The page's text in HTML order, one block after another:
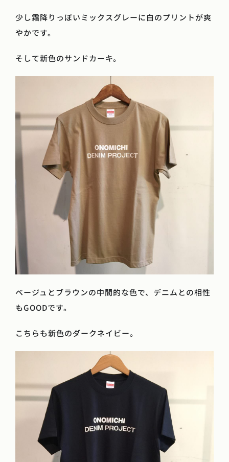
少し霜降りっぽいミックスグレーに白のプリントが爽
やかです。
そして新色のサンドカーキ。
ベージュとブラウンの中間的な色で、デニムとの相性
もGOODです。
こちらも新色のダークネイビー。